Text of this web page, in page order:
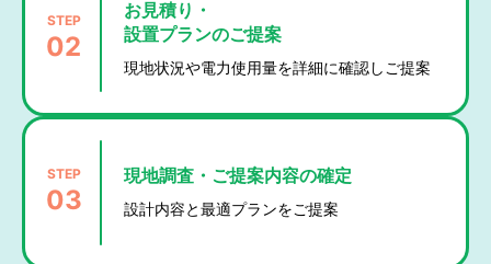
STEP
02
お見積り・
設置プランのご提案
現地状況や電力使用量を詳細に確認しご提案
STEP
03
現地調査・ご提案内容の確定
設計内容と最適プランをご提案